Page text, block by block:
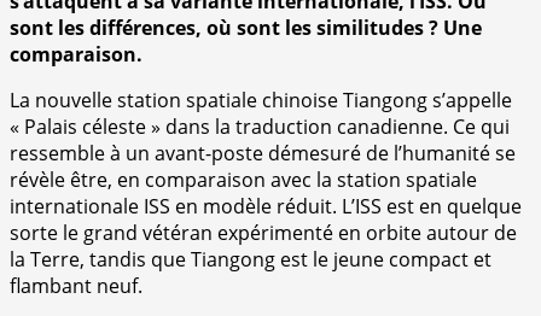
sont les différences, où sont les similitudes ? Une
comparaison.
La nouvelle station spatiale chinoise Tiangong s’appelle
« Palais céleste » dans la traduction canadienne. Ce qui
ressemble à un avant-poste démesuré de l’humanité se
révèle être, en comparaison avec la station spatiale
internationale ISS en modèle réduit. L’ISS est en quelque
sorte le grand vétéran expérimenté en orbite autour de
la Terre, tandis que Tiangong est le jeune compact et
flambant neuf.